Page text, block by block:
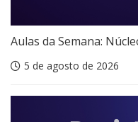
Aulas da Semana:
5 de agosto de 2026